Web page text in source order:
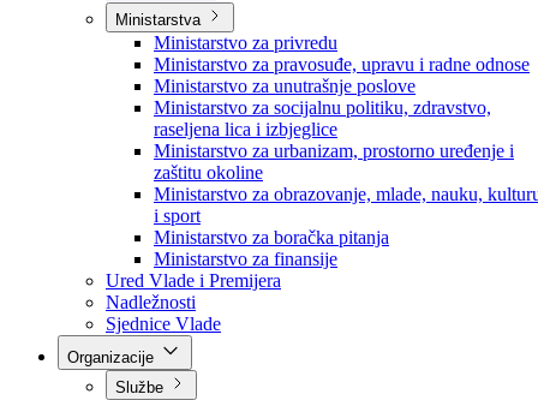
Vlada BPK Goražde
Premijer
Članovi Vlade
Ministarstva
Ministarstvo za privredu
Ministarstvo za pravosuđe, upravu i radne odnose
Ministarstvo za unutrašnje poslove
Ministarstvo za socijalnu politiku, zdravstvo,
raseljena lica i izbjeglice
Ministarstvo za urbanizam, prostorno uređenje i
zaštitu okoline
Ministarstvo za obrazovanje, mlade, nauku,
i sport
Ministarstvo za boračka pitanja
Ministarstvo za finansije
Ured Vlade i Premijera
Nadležnosti
Sjednice Vlade